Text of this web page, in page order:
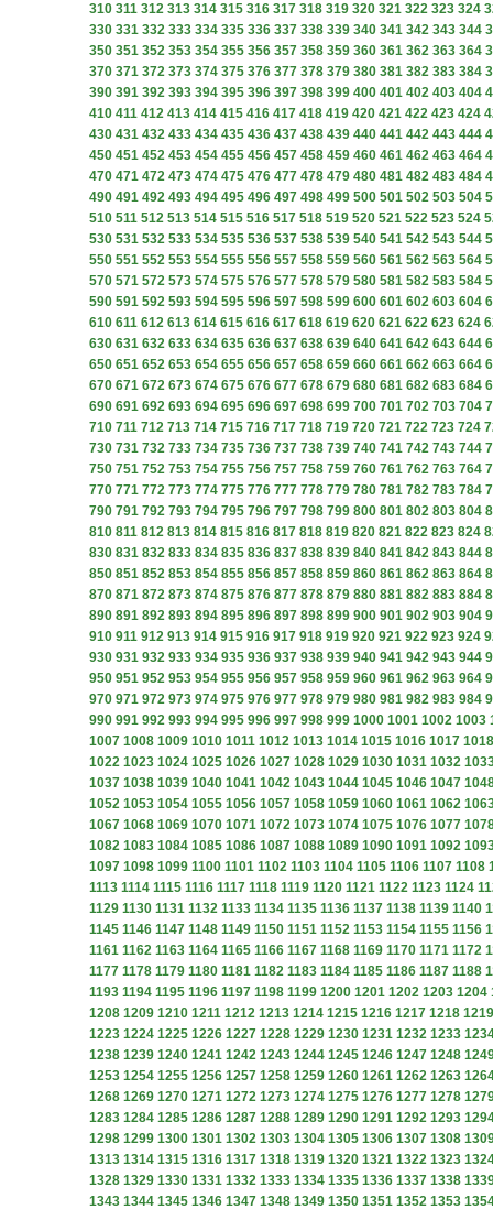
310 311 312 313 314 315 316 317 318 319 320 321 322 323 324
330 331 332 333 334 335 336 337 338 339 340 341 342 343 344
350 351 352 353 354 355 356 357 358 359 360 361 362 363 364
370 371 372 373 374 375 376 377 378 379 380 381 382 383 384
390 391 392 393 394 395 396 397 398 399 400 401 402 403 404
410 411 412 413 414 415 416 417 418 419 420 421 422 423 424
430 431 432 433 434 435 436 437 438 439 440 441 442 443 444
450 451 452 453 454 455 456 457 458 459 460 461 462 463 464
470 471 472 473 474 475 476 477 478 479 480 481 482 483 484
490 491 492 493 494 495 496 497 498 499 500 501 502 503 504
510 511 512 513 514 515 516 517 518 519 520 521 522 523 524
530 531 532 533 534 535 536 537 538 539 540 541 542 543 544
550 551 552 553 554 555 556 557 558 559 560 561 562 563 564
570 571 572 573 574 575 576 577 578 579 580 581 582 583 584
590 591 592 593 594 595 596 597 598 599 600 601 602 603 604
610 611 612 613 614 615 616 617 618 619 620 621 622 623 624
630 631 632 633 634 635 636 637 638 639 640 641 642 643 644
650 651 652 653 654 655 656 657 658 659 660 661 662 663 664
670 671 672 673 674 675 676 677 678 679 680 681 682 683 684
690 691 692 693 694 695 696 697 698 699 700 701 702 703 704
710 711 712 713 714 715 716 717 718 719 720 721 722 723 724
730 731 732 733 734 735 736 737 738 739 740 741 742 743 744
750 751 752 753 754 755 756 757 758 759 760 761 762 763 764
770 771 772 773 774 775 776 777 778 779 780 781 782 783 784
790 791 792 793 794 795 796 797 798 799 800 801 802 803 804
810 811 812 813 814 815 816 817 818 819 820 821 822 823 824
830 831 832 833 834 835 836 837 838 839 840 841 842 843 844
850 851 852 853 854 855 856 857 858 859 860 861 862 863 864
870 871 872 873 874 875 876 877 878 879 880 881 882 883 884
890 891 892 893 894 895 896 897 898 899 900 901 902 903 904
910 911 912 913 914 915 916 917 918 919 920 921 922 923 924
930 931 932 933 934 935 936 937 938 939 940 941 942 943 944
950 951 952 953 954 955 956 957 958 959 960 961 962 963 964
970 971 972 973 974 975 976 977 978 979 980 981 982 983 984
990 991 992 993 994 995 996 997 998 999 1000 1001 1002 1003
1007 1008 1009 1010 1011 1012 1013 1014 1015 1016 1017 1018
1022 1023 1024 1025 1026 1027 1028 1029 1030 1031 1032
1037 1038 1039 1040 1041 1042 1043 1044 1045 1046 1047
1052 1053 1054 1055 1056 1057 1058 1059 1060 1061 1062
1067 1068 1069 1070 1071 1072 1073 1074 1075 1076 1077
1082 1083 1084 1085 1086 1087 1088 1089 1090 1091 1092
1097 1098 1099 1100 1101 1102 1103 1104 1105 1106 1107 1108
1113 1114 1115 1116 1117 1118 1119 1120 1121 1122 1123 1124
1129 1130 1131 1132 1133 1134 1135 1136 1137 1138 1139 1140
1145 1146 1147 1148 1149 1150 1151 1152 1153 1154 1155 1156
1161 1162 1163 1164 1165 1166 1167 1168 1169 1170 1171 1172
1177 1178 1179 1180 1181 1182 1183 1184 1185 1186 1187 1188
1193 1194 1195 1196 1197 1198 1199 1200 1201 1202 1203 1204
1208 1209 1210 1211 1212 1213 1214 1215 1216 1217 1218 1219
1223 1224 1225 1226 1227 1228 1229 1230 1231 1232 1233
1238 1239 1240 1241 1242 1243 1244 1245 1246 1247 1248
1253 1254 1255 1256 1257 1258 1259 1260 1261 1262 1263
1268 1269 1270 1271 1272 1273 1274 1275 1276 1277 1278
1283 1284 1285 1286 1287 1288 1289 1290 1291 1292 1293
1298 1299 1300 1301 1302 1303 1304 1305 1306 1307 1308
1313 1314 1315 1316 1317 1318 1319 1320 1321 1322 1323
1328 1329 1330 1331 1332 1333 1334 1335 1336 1337 1338
1343 1344 1345 1346 1347 1348 1349 1350 1351 1352 1353